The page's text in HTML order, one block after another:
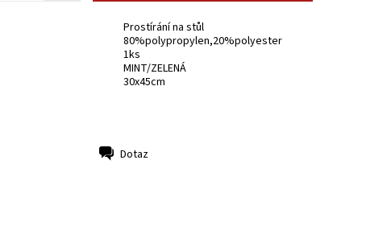
Prostírání na stůl
80%polypropylen,20%polyester
1ks
MINT/ZELENÁ
30x45cm
Dotaz